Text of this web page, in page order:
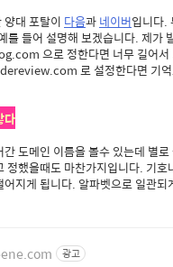
대 포탈이 다음과네이버입니다.
를 들어 설명해 보겠습니다. 제가
으로 정한다면 너무 길어서
로 설정한다면 기억
다
간 도메인 이름을 볼수 있는데
했을때도 마찬가지입니다. 기호
지게 됩니다. 알파벳으로 일관
광고